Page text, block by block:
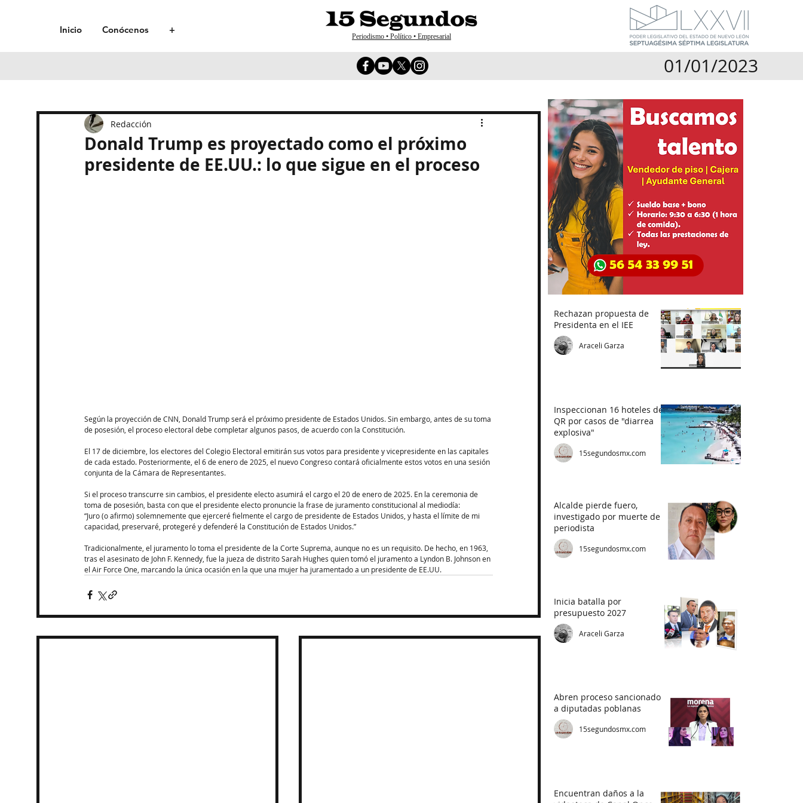
Inicio Conócenos +
Periodismo • Político • Empresarial
01/01/2023
Donald Trump es proyectado como el próximo
presidente de EE.UU.: lo que sigue en el proceso
Redacción
Según la proyección de CNN, Donald Trump será el próximo presidente de Estados Unidos. Sin embargo, antes de su toma
de posesión, el proceso electoral debe completar algunos pasos, de acuerdo con la Constitución.
El 17 de diciembre, los electores del Colegio Electoral emitirán sus votos para presidente y vicepresidente en las capitales
de cada estado. Posteriormente, el 6 de enero de 2025, el nuevo Congreso contará oficialmente estos votos en una sesión
conjunta de la Cámara de Representantes.
Si el proceso transcurre sin cambios, el presidente electo asumirá el cargo el 20 de enero de 2025. En la ceremonia de
toma de posesión, basta con que el presidente electo pronuncie la frase de juramento constitucional al mediodía:
“Juro (o afirmo) solemnemente que ejerceré fielmente el cargo de presidente de Estados Unidos, y hasta el límite de mi
capacidad, preservaré, protegeré y defenderé la Constitución de Estados Unidos.”
Tradicionalmente, el juramento lo toma el presidente de la Corte Suprema, aunque no es un requisito. De hecho, en 1963,
tras el asesinato de John F. Kennedy, fue la jueza de distrito Sarah Hughes quien tomó el juramento a Lyndon B. Johnson en
el Air Force One, marcando la única ocasión en la que una mujer ha juramentado a un presidente de EE.UU.
Rechazan propuesta de
Presidenta en el IEE
Araceli Garza
Inspeccionan 16 hoteles de
QR por casos de "diarrea
explosiva"
15segundosmx.com
Alcalde pierde fuero,
investigado por muerte de
periodista
15segundosmx.com
Inicia batalla por
presupuesto 2027
Araceli Garza
Abren proceso sancionador
a diputadas poblanas
15segundosmx.com
Encuentran daños a la